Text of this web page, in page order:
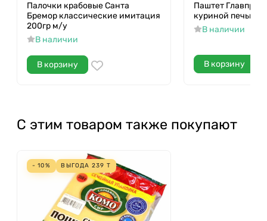
Палочки крабовые Санта
Бремор классические имитация
200гр м/у
В наличии
В корзину
Паштет
куриной печью
В наличии
В корзину
С этим товаром также покупают
- 10% ВЫГОДА 239 Т